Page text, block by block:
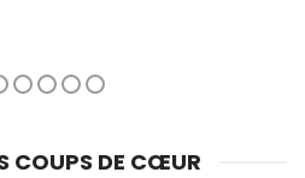
COUPS DE CŒUR